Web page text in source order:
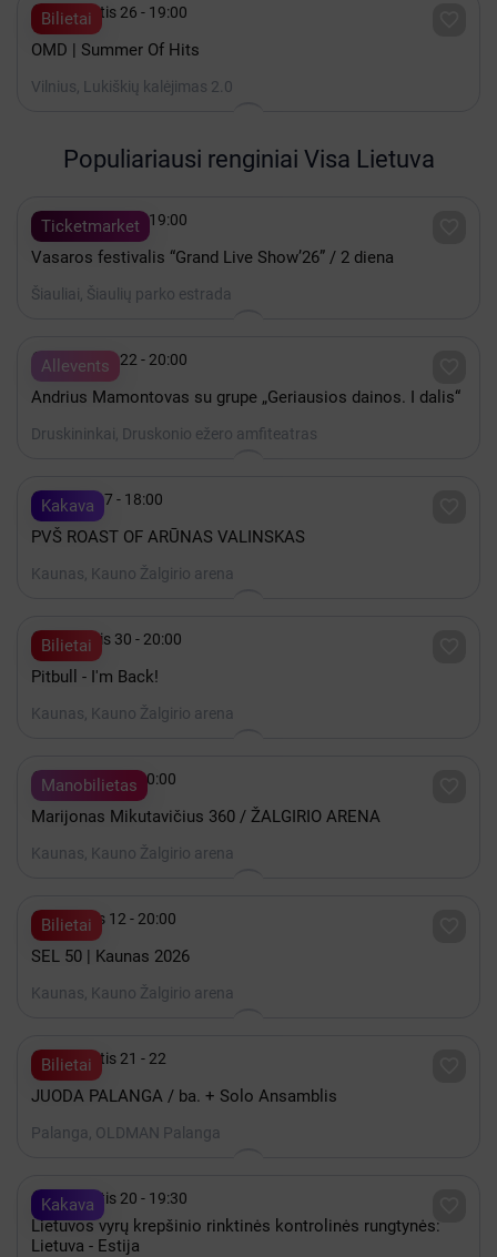
Bilietai
 Rugpjūtis 26 - 19:00
OMD | Summer Of Hits
Vilnius, Lukiškių kalėjimas 2.0
Populiariausi renginiai Visa Lietuva
Ticketmarket
 Rugpjūtis 08 - 19:00
Vasaros festivalis “Grand Live Show’26” / 2 diena
Šiauliai, Šiaulių parko estrada
Allevents
 Rugpjūtis 22 - 20:00
Andrius Mamontovas su grupe „Geriausios dainos. I dalis“
Druskininkai, Druskonio ežero amfiteatras
Kakava
 Spalis 17 - 18:00
PVŠ ROAST OF ARŪNAS VALINSKAS
Kaunas, Kauno Žalgirio arena
Bilietai
 Lapkritis 30 - 20:00
Pitbull - I'm Back!
Kaunas, Kauno Žalgirio arena
Manobilietas
 Gruodis 19 - 20:00
Marijonas Mikutavičius 360 / ŽALGIRIO ARENA
Kaunas, Kauno Žalgirio arena
Bilietai
 Gruodis 12 - 20:00
SEL 50 | Kaunas 2026
Kaunas, Kauno Žalgirio arena
Bilietai
 Rugpjūtis 21 - 22
JUODA PALANGA / ba. + Solo Ansamblis
Palanga, OLDMAN Palanga
Kakava
 Rugpjūtis 20 - 19:30
Lietuvos vyrų krepšinio rinktinės kontrolinės rungtynės:
Lietuva - Estija